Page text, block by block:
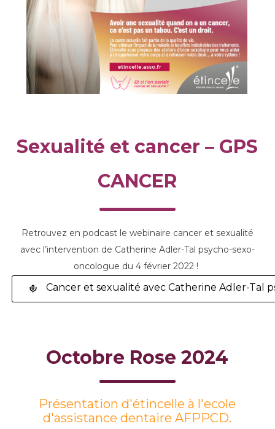
Sexualité et cancer – GPS
CANCER
Retrouvez en podcast le webinaire cancer et sexualité
avec l’intervention de Catherine Adler-Tal psycho-sexo-
oncologue du 4 février 2022 !
Cancer et sexualité avec Catherine Adler-Tal
Octobre Rose 2024
Présentation d'étincelle à l'ecole
d'assistance dentaire AFPPCD.